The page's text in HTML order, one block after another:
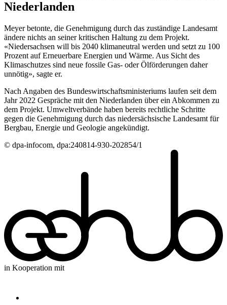
Niederlanden
Meyer betonte, die Genehmigung durch das zuständige Landesamt
ändere nichts an seiner kritischen Haltung zu dem Projekt.
«Niedersachsen will bis 2040 klimaneutral werden und setzt zu 100
Prozent auf Erneuerbare Energien und Wärme. Aus Sicht des
Klimaschutzes sind neue fossile Gas- oder Ölförderungen daher
unnötig», sagte er.
Nach Angaben des Bundeswirtschaftsministeriums laufen seit dem
Jahr 2022 Gespräche mit den Niederlanden über ein Abkommen zu
dem Projekt. Umweltverbände haben bereits rechtliche Schritte
gegen die Genehmigung durch das niedersächsische Landesamt für
Bergbau, Energie und Geologie angekündigt.
© dpa-infocom, dpa:240814-930-202854/1
in Kooperation mit